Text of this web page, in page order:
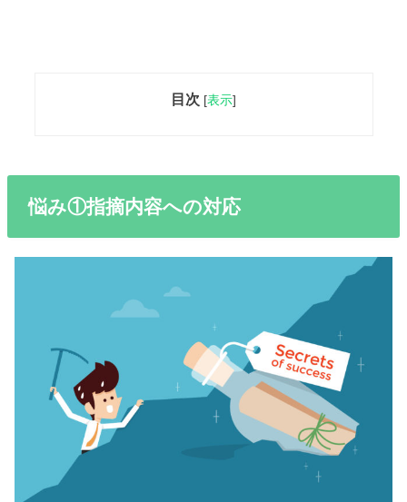
目次 [表示]
悩み①指摘内容への対応